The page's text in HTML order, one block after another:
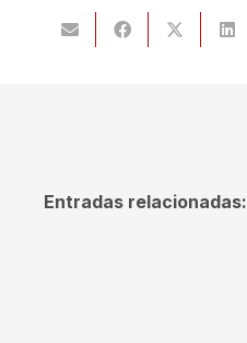
Entradas relacionadas: